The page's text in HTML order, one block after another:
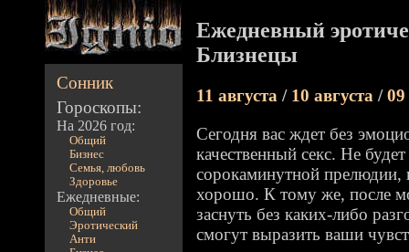
Сонник
Гороскопы:
На 2026 год:
Общий
Бизнес
Семья, любовь
Здоровье
Ежедневные:
Общий
Эротический
Анти
Ежедневный
Близнецы
11 августа / 10 августа /09
Сегодня вас ждет без
качественный секс. Не
сорокаминутной прелюдии,
хорошо. К тому же, после
заснуть без каких-либо
смогут выразить ваши